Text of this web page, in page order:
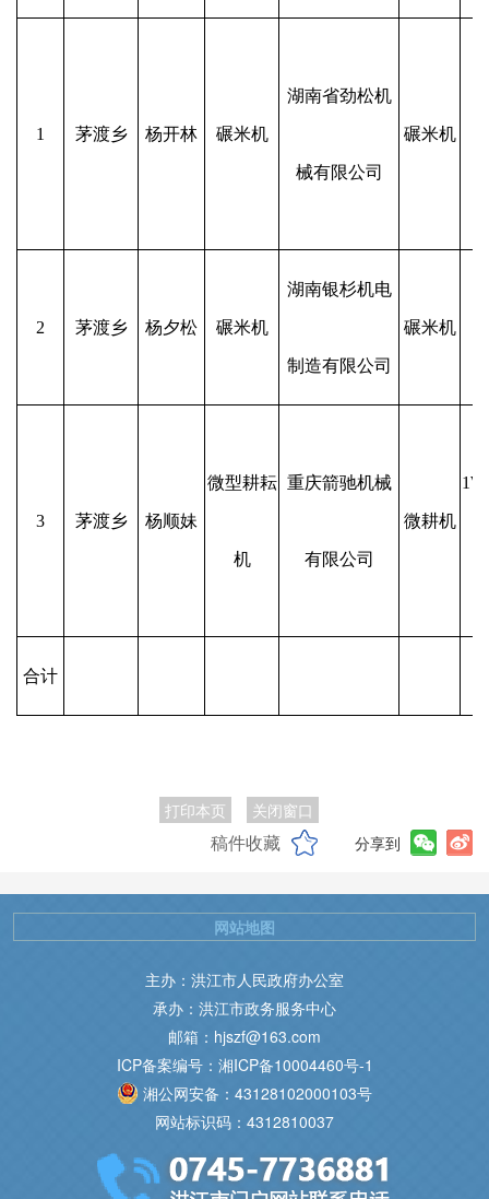
1 茅渡乡 杨开林 碾米机
湖南省劲松机
械有限公司
碾米机
2 茅渡乡 杨夕松 碾米机
湖南银杉机电
制造有限公司
碾米机
3 茅渡乡 杨顺妹
微型耕耘
机
重庆箭驰机械
有限公司
微耕机
合计
打印本页 关闭窗口
稿件收藏 分享到
主办：洪江市人民政府办公室
承办：洪江市政务服务中心
邮箱：hjszf@163.com
ICP备案编号：湘ICP备10004460号-1
湘公网安备：43128102000103号
网站标识码：4312810037
网站地图